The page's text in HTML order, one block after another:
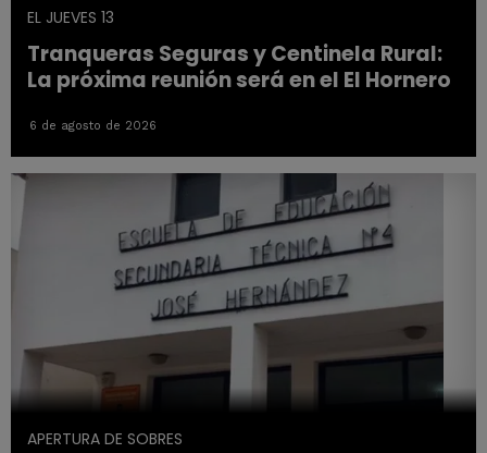
EL JUEVES 13
Tranqueras Seguras y Centinela Rural:
La próxima reunión será en el El Hornero
6 de agosto de 2026
APERTURA DE SOBRES